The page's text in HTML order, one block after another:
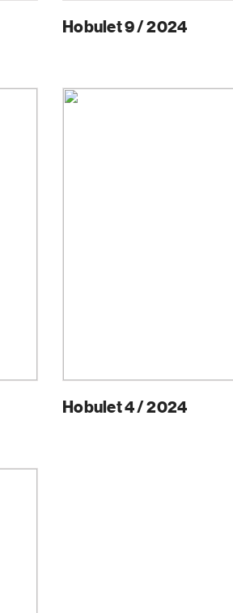
Hobulet 9 / 2024
Hobulet 4 / 2024